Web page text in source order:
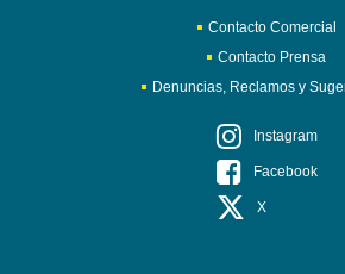
Contacto Comercial
Contacto Prensa
Denuncias, Reclamos y
Instagram
Facebook
X